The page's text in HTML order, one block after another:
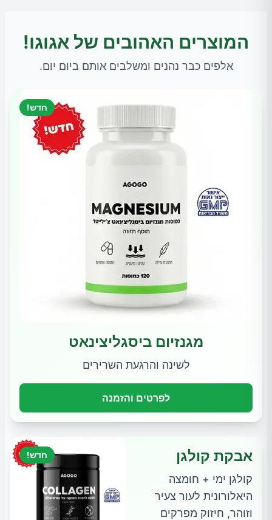
המוצרים האהובים של אגוגו!
אלפים כבר נהנים ומשלבים אותם ביום יום.
חדש!
מגנזיום ביסגליצינאט
לשינה והרגעת השרירים
לפרטים והזמנה
חדש! אבקת קולגן
קולגן ימי + חומצה
היאלורונית לעור צעיר
וזוהר, חיזוק מפרקים